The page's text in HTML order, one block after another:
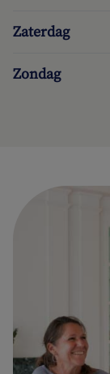
Zaterdag
Zondag